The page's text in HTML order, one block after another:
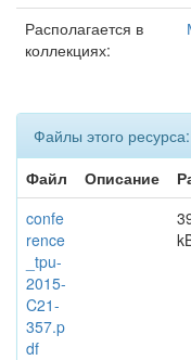
Располагается в
коллекциях:
Файлы этого ресурса:
Файл
Описание
confe
rence
_tpu-
2015-
C21-
357.p
df